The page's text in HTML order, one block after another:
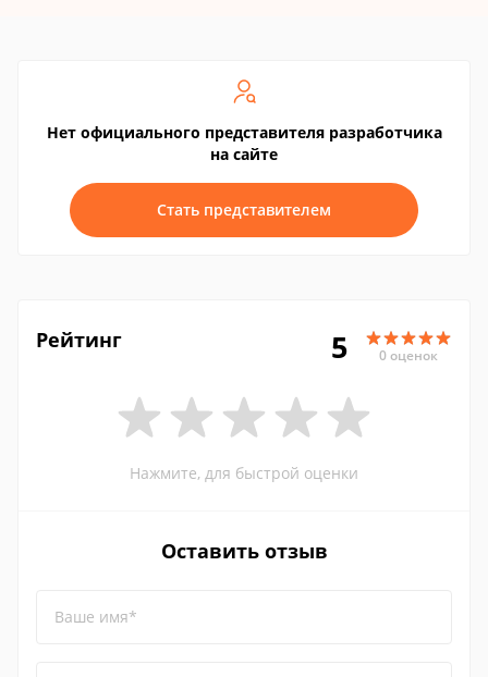
Нет официального представителя разработчика
на сайте
Стать представителем
Рейтинг 5 0 оценок
Нажмите, для быстрой оценки
Оставить отзыв
Ваше имя*